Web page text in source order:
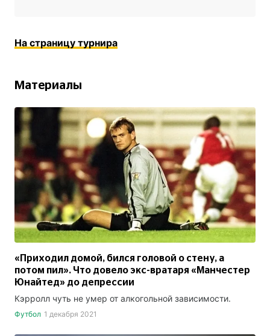
На страницу турнира
Материалы
«Приходил домой, бился головой о стену, а
потом пил». Что довело экс-вратаря «Манчестер
Юнайтед» до депрессии
Кэрролл чуть не умер от алкогольной зависимости.
Футбол 1 декабря 2021